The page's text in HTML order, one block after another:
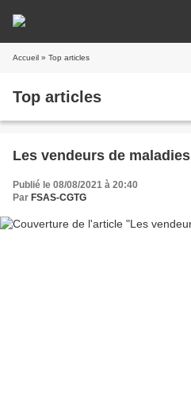
Accueil » Top articles
Top articles
Les vendeurs de maladies
Publié le 08/08/2021 à 20:40
Par FSAS-CGTG